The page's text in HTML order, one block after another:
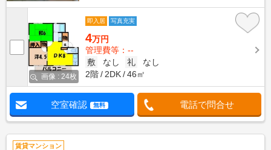
画像 : 24枚
即入居 写真充実
4万円
管理費等：--
敷
なし 礼
なし
2階
2DK 46㎡
空室確認 無料 電話で問合せ
賃貸マンション